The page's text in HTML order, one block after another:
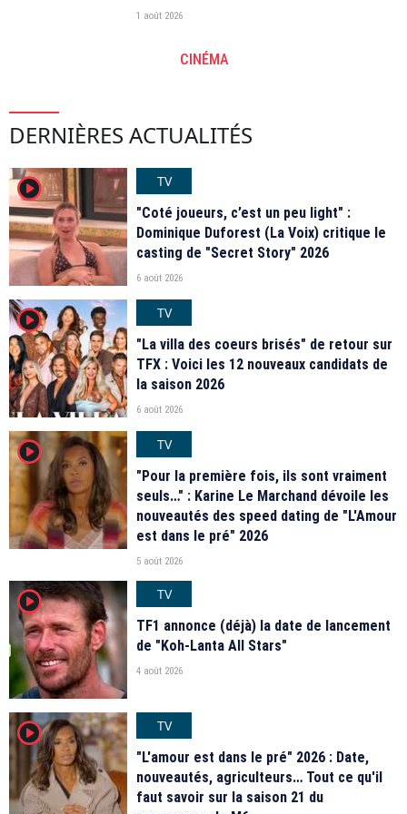
1 août 2026
CINÉMA
DERNIÈRES ACTUALITÉS
player2
TV
"Coté joueurs, c’est un peu light" :
Dominique Duforest (La Voix) critique le
casting de "Secret Story" 2026
6 août 2026
player2
TV
"La villa des coeurs brisés" de retour sur
TFX : Voici les 12 nouveaux candidats de
la saison 2026
6 août 2026
player2
TV
"Pour la première fois, ils sont vraiment
seuls…" : Karine Le Marchand dévoile les
nouveautés des speed dating de "L'Amour
est dans le pré" 2026
5 août 2026
player2
TV
TF1 annonce (déjà) la date de lancement
de "Koh-Lanta All Stars"
4 août 2026
player2
TV
"L'amour est dans le pré" 2026 : Date,
nouveautés, agriculteurs… Tout ce qu'il
faut savoir sur la saison 21 du